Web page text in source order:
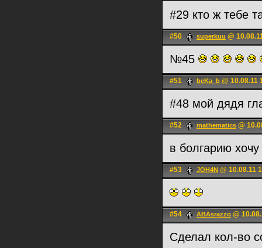
#29 кто ж тебе
#50 superkuu @
№45
#51 beKa_b @ 10.08.11
#48 мой дядя
#52 mathematics @
в болгарию хочу
#53 JOH4N @ 10.08.11
#54 ABAsrazzo @
Сделал кол-во